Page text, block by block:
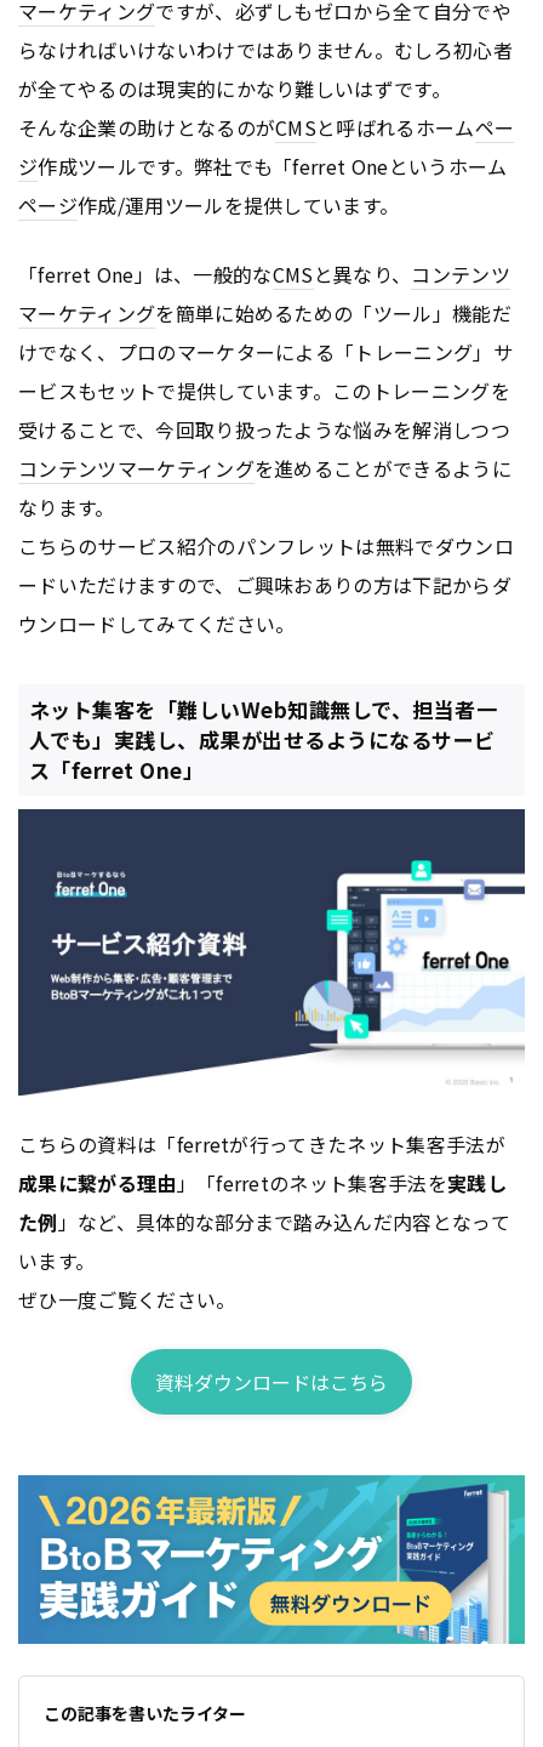
マーケティングですが、必ずしもゼロから全て自分でや
らなければいけないわけではありません。むしろ初心者
が全てやるのは現実的にかなり難しいはずです。
そんな企業の助けとなるのがCMSと呼ばれるホームペー
ジ作成ツールです。弊社でも「ferret Oneというホーム
ページ作成/運用ツールを提供しています。
「ferret One」は、一般的なCMSと異なり、 コンテンツ
マーケティングを簡単に始めるための「ツール」機能だ
けでなく、プロのマーケターによる「トレーニング」サ
ービスもセットで提供しています。このトレーニングを
受けることで、今回取り扱ったような悩みを解消しつつ
コンテンツマーケティングを進めることができるように
なります。
こちらのサービス紹介のパンフレットは無料でダウンロ
ードいただけますので、ご興味おありの方は下記からダ
ウンロードしてみてください。
ネット集客を「難しいWeb知識無しで、担当者一
人でも」実践し、成果が出せるようになるサービ
ス「ferret One」
こちらの資料は「ferretが行ってきたネット集客手法が
成果に繋がる理由」「ferretのネット集客手法を実践し
た例」など、具体的な部分まで踏み込んだ内容となって
います。
ぜひ一度ご覧ください。
資料ダウンロードはこちら
この記事を書いたライター